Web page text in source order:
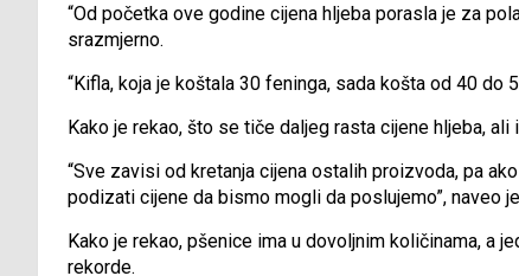
“Od početka ove godine cijena hljeba porasla je za
srazmjerno.
“Kifla, koja je koštala 30 feninga, sada košta od 40 do
Kako je rekao, što se tiče daljeg rasta cijene hljeba,
“Sve zavisi od kretanja cijena ostalih proizvoda, pa
podizati cijene da bismo mogli da poslujemo”, naveo
Kako je rekao, pšenice ima u dovoljnim količinama, a
rekorde.